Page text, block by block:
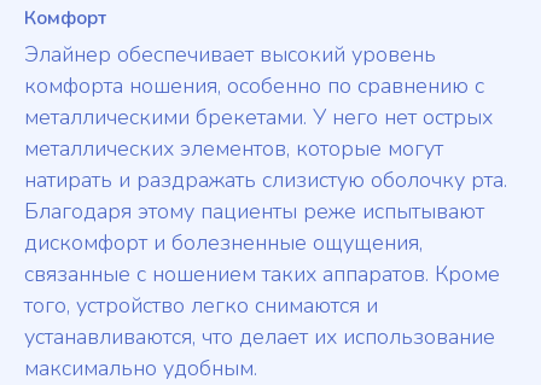
Комфорт
Элайнер обеспечивает высокий уровень
комфорта ношения, особенно по сравнению с
металлическими брекетами. У него нет острых
металлических элементов, которые могут
натирать и раздражать слизистую оболочку рта.
Благодаря этому пациенты реже испытывают
дискомфорт и болезненные ощущения,
связанные с ношением таких аппаратов. Кроме
того, устройство легко снимаются и
устанавливаются, что делает их использование
максимально удобным.